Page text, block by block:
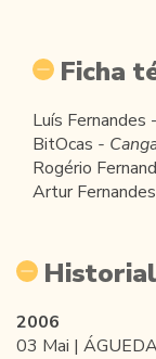
Ficha
Luís Fernandes -
BitOcas -
Rogério
Artur Fernandes
Historial
2006
03 Mai |